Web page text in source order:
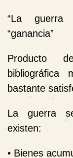
“La guerra
“ganancia”
Producto
bibliográfica
bastante
La guerra
existen:
• Bienes